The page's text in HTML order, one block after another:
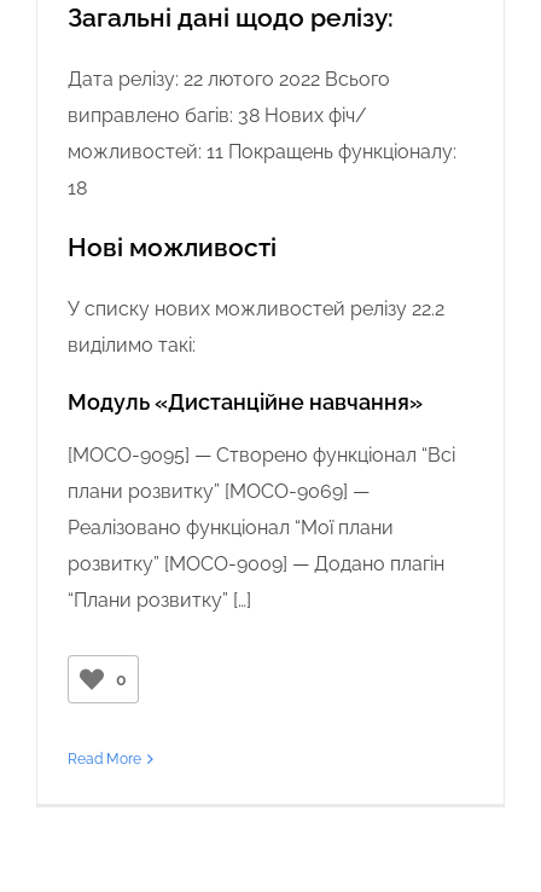
Загальні дані щодо релізу:
Дата релізу: 22 лютого 2022 Всього
виправлено багів: 38 Нових фіч/
можливостей: 11 Покращень функціоналу:
18
Нові можливості
У списку нових можливостей релізу 22.2
виділимо такі:
Модуль «Дистанційне навчання»
[MOCO-9095] — Створено функціонал “Всі
плани розвитку” [MOCO-9069] —
Реалізовано функціонал “Мої плани
розвитку” [MOCO-9009] — Додано плагін
“Плани розвитку” […]
0
Read More